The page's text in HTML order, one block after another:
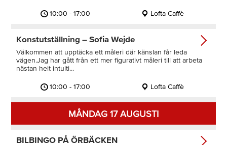
10:00 - 17:00 Lofta Caffè
10:00 - 17:00 Lofta Caffè
Konstutställning – Sofia Wejde
Välkommen att upptäcka ett måleri där känslan får leda
vägen.Jag har gått från ett mer figurativt måleri till att arbeta
nästan helt intuiti...
MÅNDAG 17 AUGUSTI
BILBINGO PÅ ÖRBÄCKEN